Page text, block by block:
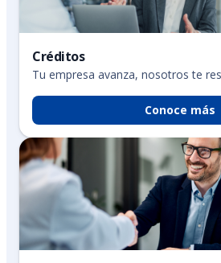
Créditos
Tu empresa avanza, nosotros te
Conoce más